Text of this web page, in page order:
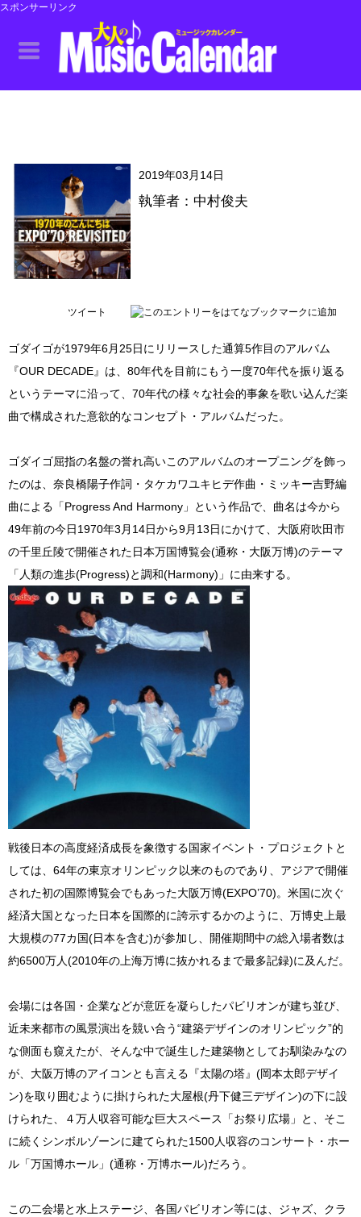
スポンサーリンク
2019年03月14日
執筆者：中村俊夫
ツイート
ゴダイゴが1979年6月25日にリリースした通算5作目のアルバム
『OUR DECADE』は、80年代を目前にもう一度70年代を振り返る
というテーマに沿って、70年代の様々な社会的事象を歌い込んだ楽
曲で構成された意欲的なコンセプト・アルバムだった。
ゴダイゴ屈指の名盤の誉れ高いこのアルバムのオープニングを飾っ
たのは、奈良橋陽子作詞・タケカワユキヒデ作曲・ミッキー吉野編
曲による「Progress And Harmony」という作品で、曲名は今から
49年前の今日1970年3月14日から9月13日にかけて、大阪府吹田市
の千里丘陵で開催された日本万国博覧会(通称・大阪万博)のテーマ
「人類の進歩(Progress)と調和(Harmony)」に由来する。
戦後日本の高度経済成長を象徴する国家イベント・プロジェクトと
しては、64年の東京オリンピック以来のものであり、アジアで開催
された初の国際博覧会でもあった大阪万博(EXPO’70)。米国に次ぐ
経済大国となった日本を国際的に誇示するかのように、万博史上最
大規模の77カ国(日本を含む)が参加し、開催期間中の総入場者数は
約6500万人(2010年の上海万博に抜かれるまで最多記録)に及んだ。
会場には各国・企業などが意匠を凝らしたパビリオンが建ち並び、
近未来都市の風景演出を競い合う“建築デザインのオリンピック”的
な側面も窺えたが、そんな中で誕生した建築物としてお馴染みなの
が、大阪万博のアイコンとも言える『太陽の塔』(岡本太郎デザイ
ン)を取り囲むように掛けられた大屋根(丹下健三デザイン)の下に設
けられた、４万人収容可能な巨大スペース「お祭り広場」と、そこ
に続くシンボルゾーンに建てられた1500人収容のコンサート・ホー
ル「万国博ホール」(通称・万博ホール)だろう。
この二会場と水上ステージ、各国パビリオン等には、ジャズ、クラ